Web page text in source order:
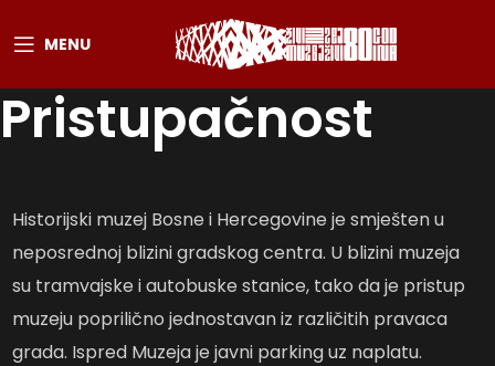
MENU
Pristupačnost
Historijski muzej Bosne i Hercegovine je smješten u
neposrednoj blizini gradskog centra. U blizini muzeja
su tramvajske i autobuske stanice, tako da je pristup
muzeju poprilično jednostavan iz različitih pravaca
grada. Ispred Muzeja je javni parking uz naplatu.